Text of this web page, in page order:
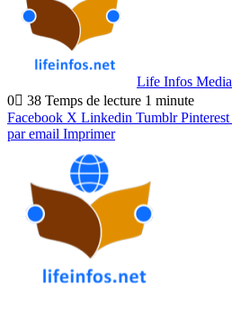
Life Infos Media
0
38 Temps de lecture 1 minute
Facebook X Linkedin Tumblr Pinterest
par email Imprimer